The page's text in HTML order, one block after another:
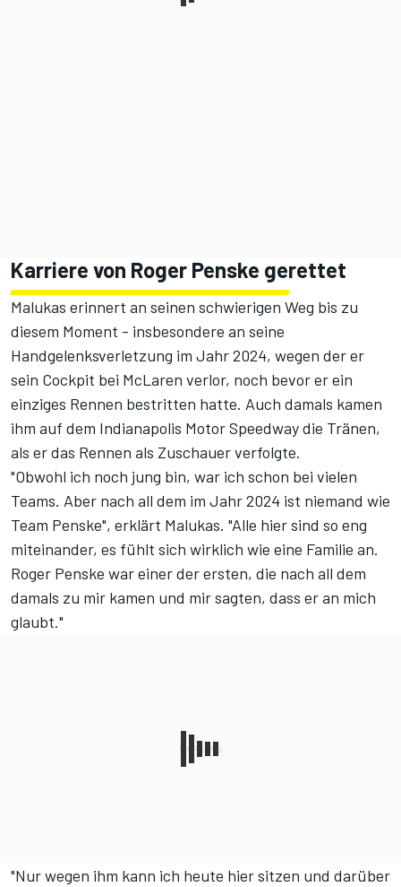
Karriere von Roger Penske gerettet
Malukas erinnert an seinen schwierigen Weg bis zu
diesem Moment - insbesondere an seine
Handgelenksverletzung im Jahr 2024, wegen der er
sein Cockpit bei McLaren verlor, noch bevor er ein
einziges Rennen bestritten hatte. Auch damals kamen
ihm auf dem Indianapolis Motor Speedway die Tränen,
als er das Rennen als Zuschauer verfolgte.
"Obwohl ich noch jung bin, war ich schon bei vielen
Teams. Aber nach all dem im Jahr 2024 ist niemand wie
Team Penske", erklärt Malukas. "Alle hier sind so eng
miteinander, es fühlt sich wirklich wie eine Familie an.
Roger Penske war einer der ersten, die nach all dem
damals zu mir kamen und mir sagten, dass er an mich
glaubt."
"Nur wegen ihm kann ich heute hier sitzen und darüber